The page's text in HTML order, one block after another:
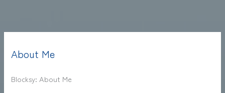
About Me
Blocksy: About Me